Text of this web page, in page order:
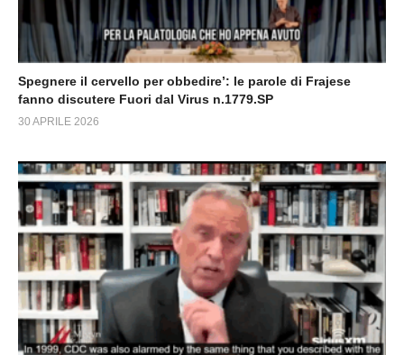
Spegnere il cervello per obbedire’: le parole di Frajese
fanno discutere Fuori dal Virus n.1779.SP
30 APRILE 2026